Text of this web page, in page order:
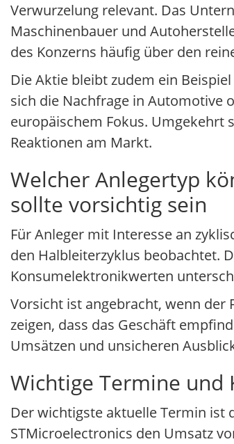
Verwurzelung relevant. Das
Maschinenbauer und
des Konzerns häufig über den
Die Aktie bleibt zudem ein
sich die Nachfrage in Automotive
europäischem Fokus. Umgekehrt
Reaktionen am Markt.
Welcher Anlegertyp
sollte vorsichtig sein
Für Anleger mit Interesse an
den Halbleiterzyklus beobachtet.
Konsumelektronikwerten
Vorsicht ist angebracht, wenn der
zeigen, dass das Geschäft
Umsätzen und unsicheren
Wichtige Termine und
Der wichtigste aktuelle Termin ist
STMicroelectronics den Umsatz